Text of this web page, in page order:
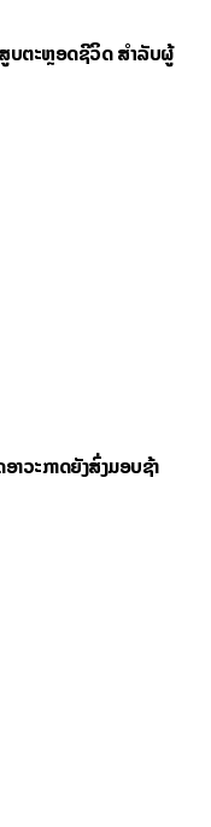
ບຕະຫຼອດຊີວິດ ສຳລັບຜູ້
າວະກາດຍັງສົ່ງມອບຊ້າ